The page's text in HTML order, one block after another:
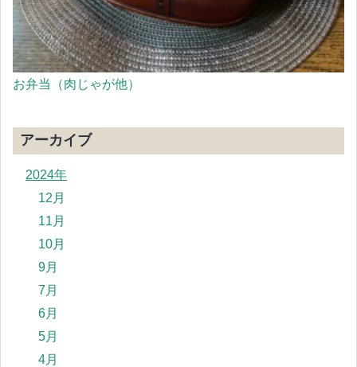
お弁当（肉じゃが他）
アーカイブ
2024年
12月
11月
10月
9月
7月
6月
5月
4月